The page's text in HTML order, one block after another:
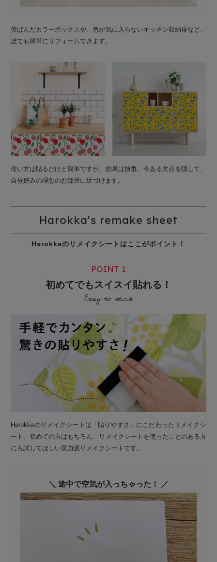
黄ばんだカラーボックスや、色が気に入らないキッチン収納扉など、
誰でも簡単にリフォームできます。
使い方は貼るだけと簡単ですが、効果は抜群。今ある欠点を隠して、
自分好みの理想のお部屋に近づけます。
Harokka's remake sheet
Harokkaのリメイクシートはここがポイント！
POINT 1
初めてでもスイスイ貼れる！
Easy to stick
Harokkaのリメイクシートは「貼りやすさ」にこだわったリメイクシ
ート。初めての方はもちろん、リメイクシートを使ったことのある方
にも試してほしい実力派リメイクシートです。
＼ 途中で空気が入っちゃった！ ／